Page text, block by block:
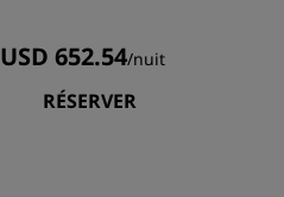
USD 652.54/nuit
RÉSERVER